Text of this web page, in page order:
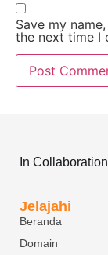
Save my
the next time I
In
Jelajahi
Beranda
Domain